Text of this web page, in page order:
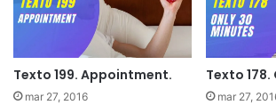
Texto 199. Appointment.
mar 27, 2016
Texto
mar 27,